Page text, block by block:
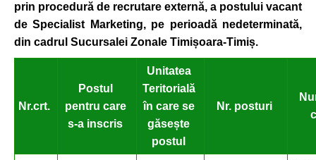
prin procedură de recrutare externă, a postului vacant
de Specialist Marketing, pe perioadă nedeterminată,
din cadrul Sucursalei Zonale Timișoara-Timiș.
Nr.crt.
Postul
pentru care
s-a inscris
Unitatea
Teritorială
în care se
găsește
postul
Nr. posturi